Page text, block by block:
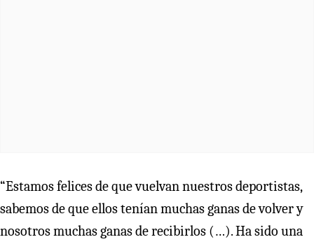
“Estamos felices de que vuelvan nuestros deportistas,
sabemos de que ellos tenían muchas ganas de volver y
nosotros muchas ganas de recibirlos (…). Ha sido una